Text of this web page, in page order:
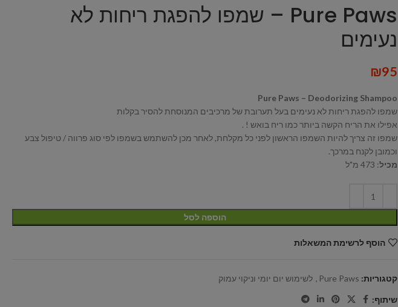
Pure Paws – שמפו להפגת ריחות לא
נעימים
₪95
Pure Paws – Deodorizing Shampoo
שמפו להפגת ריחות לא נעימים בעל תערובת של מרכיבים המנוסחת להסיר בקלות
אפילו את הריח הקשה ביותר כמו ריח בואש ! .
שמפו זה צריך להיות השמפו הראשון לפני כל מקלחת, לאחר מכן להשתמש בשמפו לפי סוג פרווה / טיפול צבע
וכמובן לקנח במרכך.
מכיל: 473 מ"ל
הוספה לסל
הוסף לרשימת המשאלות
קטגוריות: Pure Paws
, לשימוש יום יומי וניקוי עמוק
שיתוף: